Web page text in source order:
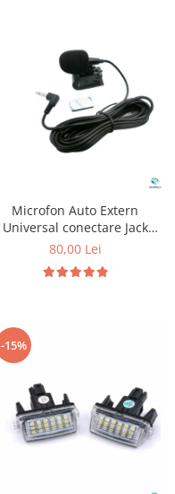
Microfon Auto Extern
Universal conectare Jack
3.5mm
80,00 Lei
-15%